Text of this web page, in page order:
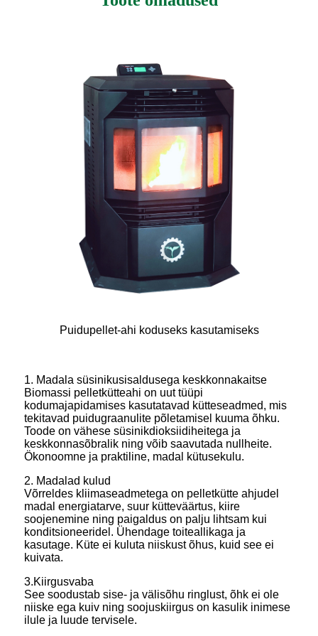
Puidupellet-ahi koduseks kasutamiseks
1. Madala süsinikusisaldusega keskkonnakaitse
Biomassi pelletkütteahi on uut tüüpi
kodumajapidamises kasutatavad kütteseadmed, mis
tekitavad puidugraanulite põletamisel kuuma õhku.
Toode on vähese süsinikdioksiidiheitega ja
keskkonnasõbralik ning võib saavutada nullheite.
Ökonoomne ja praktiline, madal kütusekulu.
2. Madalad kulud
Võrreldes kliimaseadmetega on pelletkütte ahjudel
madal energiatarve, suur kütteväärtus, kiire
soojenemine ning paigaldus on palju lihtsam kui
konditsioneeridel. Ühendage toiteallikaga ja
kasutage. Küte ei kuluta niiskust õhus, kuid see ei
kuivata.
3.Kiirgusvaba
See soodustab sise- ja välisõhu ringlust, õhk ei ole
niiske ega kuiv ning soojuskiirgus on kasulik inimese
ilule ja luude tervisele.